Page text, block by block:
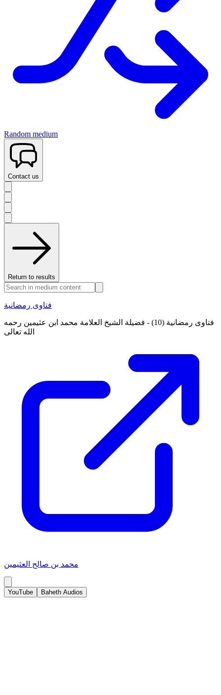
Random medium
Contact us
Return to results
فتاوى رمضانية
فتاوى رمضانية (10) - فضيلة الشيخ العلامة محمد ابن عثيمين رحمه
الله تعالى
محمد بن صالح العثيمين
YouTube Baheth Audios